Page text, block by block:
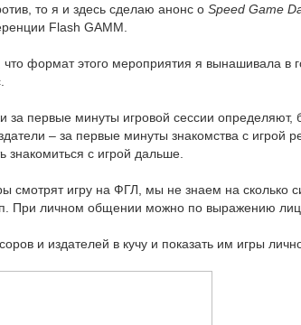
то я и здесь сделаю анонс о Speed Game
Flash GAMM.
что формат этого мероприятия я вынашивала
за первые минуты игровой сессии определяют,
– за первые минуты знакомства с игрой
знакомиться с игрой дальше.
смотрят игру на ФГЛ, мы не знаем на сколько
При личном общении можно по выражению
и издателей в кучу и показать им игры